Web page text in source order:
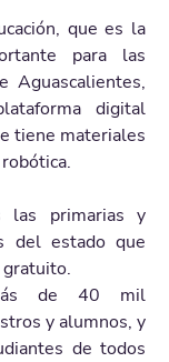
que es la
para las
Aguascalientes,
digital
tiene materiales
las primarias y
del estado que
de 40 mil
y alumnos, y
de todos